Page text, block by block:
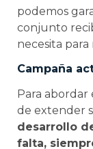
podemos
conjunto
necesita
Campaña
Para
de extender
desarrollo
falta,